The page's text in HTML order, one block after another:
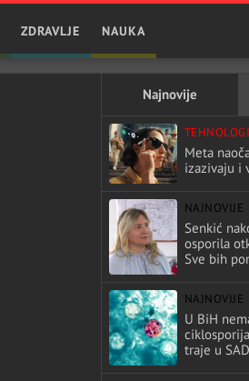
ZDRAVLJE NAUKA
Najnovije
Meta
izazivaju i
NAJNOVIJE
Senkić
osporila
Sve bih
NAJNOVIJE
U BiH
traje u